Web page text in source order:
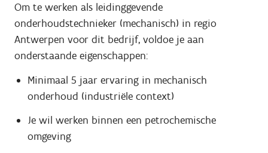
Om te werken als leidinggevende
onderhoudstechnieker (mechanisch) in regio
Antwerpen voor dit bedrijf, voldoe je aan
onderstaande eigenschappen:
Minimaal 5 jaar ervaring in mechanisch
onderhoud (industriële context)
Je wil werken binnen een petrochemische
omgeving